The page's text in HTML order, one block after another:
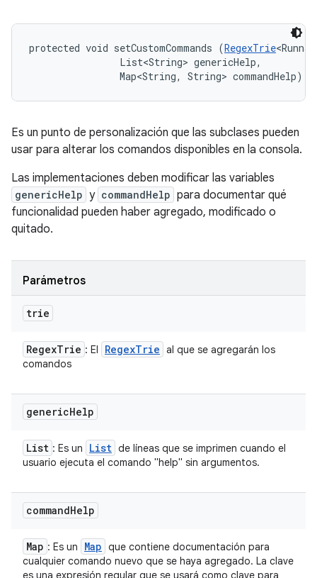
protected void setCustomCommands (RegexTrie
                List<String> genericHelp,
                Map<String, String> commandHelp)
Es un punto de personalización que las subclases pueden
usar para alterar los comandos disponibles en la consola.
Las implementaciones deben modificar las variables
genericHelp y commandHelp para documentar qué
funcionalidad pueden haber agregado, modificado o
quitado.
Parámetros
trie
RegexTrie : El RegexTrie al que se agregarán los
comandos
genericHelp
List : Es un List de líneas que se imprimen cuando el
usuario ejecuta el comando "help" sin argumentos.
commandHelp
Map : Es un Map que contiene documentación para
cualquier comando nuevo que se haya agregado. La clave
es una expresión regular que se usará como clave para